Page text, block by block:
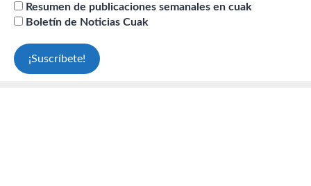
Resumen de publicaciones semanales en cuak
Boletín de Noticias Cuak